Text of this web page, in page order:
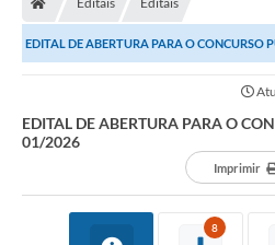
Editais
Telefones Úteis
Turismo
Acesso a Informação
EDITAL DE ABERTURA PARA O CONCURSO
EDITAL DE ABERTURA PARA O
01/2026
Imprimir
8